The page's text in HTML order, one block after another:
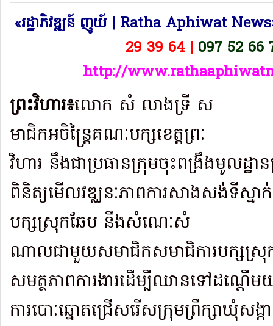
«រដ្ឋាភិវឌ្ឍន៍ ញូយ៍ | Ratha Aphiwat
29 39 64 | 097 52 66
http://
ព្រះវិហារ៖លោក សំ លាងទ្រី ស
មាជិកអចិន្ត្រៃគណៈបក្សខេត្តព្រៈ
វិហារ នឹងជាប្រធានក្រុមចុះពង្រឹងមូលដ្ឋា
ពិនិត្យមើលវឌ្ឈនៈភាពការសាងសង់ទីស្នា
បក្សស្រុកឆែប នឹងសំណេៈសំ
ណាលជាមួយសមាជិកសមាជិការបក្សស្រុ
សមត្ថភាពការងារដើម្បីឈានទៅដណ្តើ
ការបោៈឆ្នោតជ្រើសរើសក្រុមព្រឹក្សាឃុំស